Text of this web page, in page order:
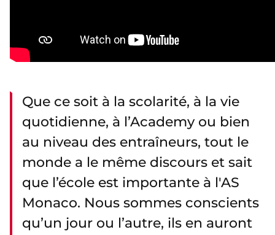
Que ce soit à la scolarité, à la vie
quotidienne, à l’Academy ou bien
au niveau des entraîneurs, tout le
monde a le même discours et sait
que l’école est importante à l'AS
Monaco. Nous sommes conscients
qu’un jour ou l’autre, ils en auront